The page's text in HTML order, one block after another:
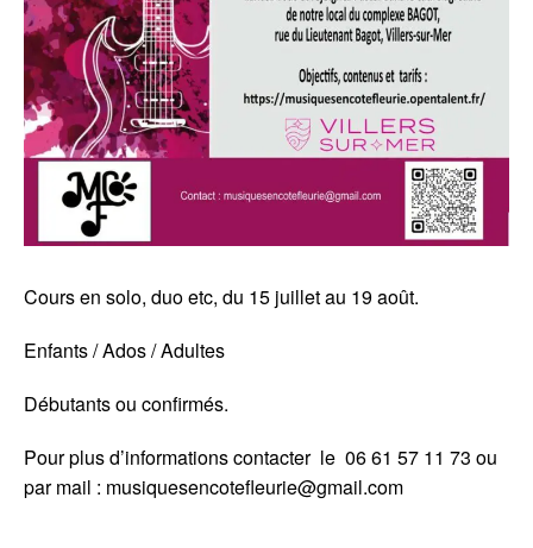
Cours en solo, duo etc, du 15 juillet au 19 août.
Enfants / Ados / Adultes
Débutants ou confirmés.
Pour plus d’informations contacter le 06 61 57 11 73 ou
par mail : musiquesencotefleurie@gmail.com